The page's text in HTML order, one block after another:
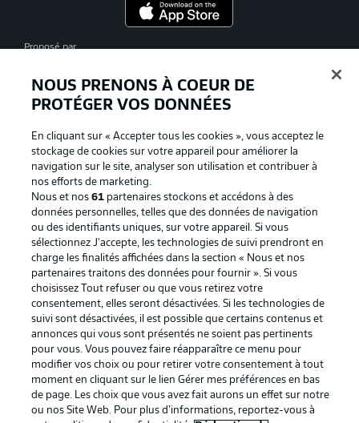
Proposé par
La publicité Conditions d’utilisation des
services
Mentions Légales Gérer mes préférences
Déclaration de
confidentialité
Diffuseurs
Travaux Contact
Joueurs
NOUS PRENONS À COEUR DE
PROTÉGER VOS DONNÉES
En cliquant sur « Accepter tous les cookies », vous acceptez le
stockage de cookies sur votre appareil pour améliorer la
navigation sur le site, analyser son utilisation et contribuer à
nos efforts de marketing.
Nous et nos 61partenaires stockons et accédons à des
données personnelles, telles que des données de navigation
ou des identifiants uniques, sur votre appareil. Si vous
sélectionnez J'accepte, les technologies de suivi prendront en
charge les finalités affichées dans la section « Nous et nos
partenaires traitons des données pour fournir ». Si vous
choisissez Tout refuser ou que vous retirez votre
consentement, elles seront désactivées. Si les technologies de
suivi sont désactivées, il est possible que certains contenus et
annonces qui vous sont présentés ne soient pas pertinents
pour vous. Vous pouvez faire réapparaître ce menu pour
modifier vos choix ou pour retirer votre consentement à tout
moment en cliquant sur le lien Gérer mes préférences en bas
de page. Les choix que vous avez fait aurons un effet sur notre
ou nos Site Web. Pour plus d’informations, reportez-vous à